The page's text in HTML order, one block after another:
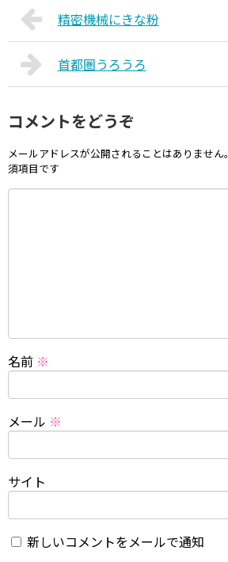
精密機械にきな粉
首都圏うろうろ
コメントをどうぞ
メールアドレスが公開されることはありません。
須項目です
名前 ※
メール ※
サイト
新しいコメントをメールで通知